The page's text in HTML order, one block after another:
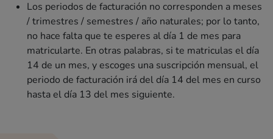
Los periodos de facturación no corresponden a meses
/ trimestres / semestres / año naturales; por lo tanto,
no hace falta que te esperes al día 1 de mes para
matricularte. En otras palabras, si te matriculas el día
14 de un mes, y escoges una suscripción mensual, el
periodo de facturación irá del día 14 del mes en curso
hasta el día 13 del mes siguiente.